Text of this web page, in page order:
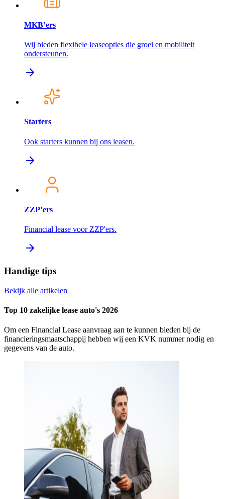
MKB’ers
Wij bieden flexibele leaseopties die groei en mobiliteit
ondersteunen.
Starters
Ook starters kunnen bij ons leasen.
ZZP’ers
Financial lease voor ZZP'ers.
Handige tips
Bekijk alle artikelen
Top 10 zakelijke lease auto's 2026
Om een Financial Lease aanvraag aan te kunnen bieden bij de
financieringsmaatschappij hebben wij een KVK nummer nodig en
gegevens van de auto.